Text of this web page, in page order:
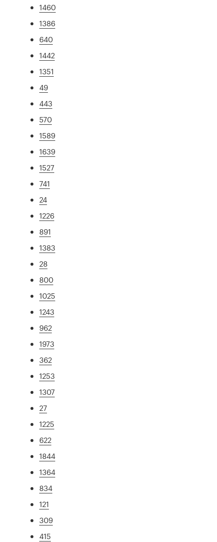
1460
1386
640
1442
1351
49
443
570
1589
1639
1527
741
24
1226
891
1383
28
800
1025
1243
962
1973
362
1253
1307
27
1225
622
1844
1364
834
121
309
415